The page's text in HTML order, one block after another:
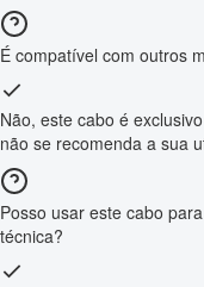
É compatível com outros
Não, este cabo é
não se recomenda a sua
Posso usar este cabo
técnica?